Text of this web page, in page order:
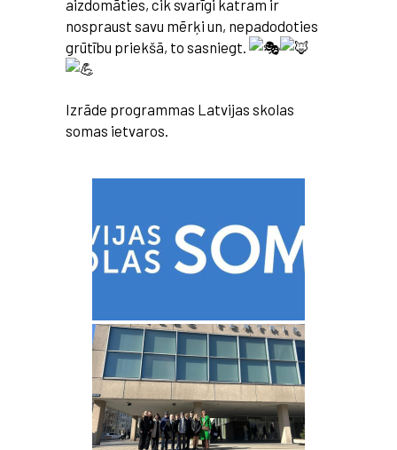
aizdomāties, cik svarīgi katram ir
nospraust savu mērķi un, nepadodoties
grūtību priekšā, to sasniegt.
Izrāde programmas Latvijas skolas
somas ietvaros.